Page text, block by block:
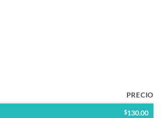
PRECIO
$130.00